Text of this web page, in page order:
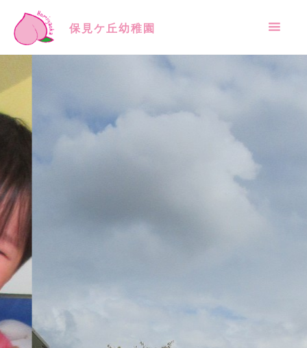
保見ケ丘幼稚園